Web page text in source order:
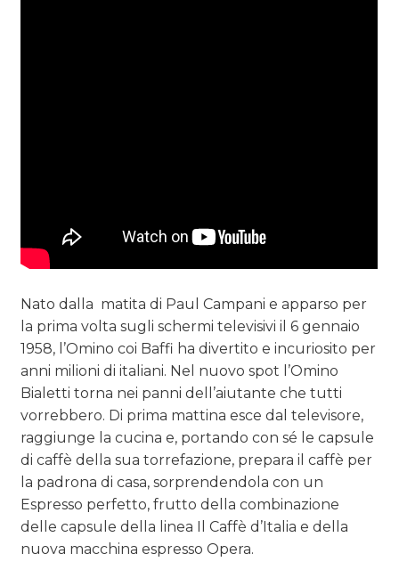
Nato dalla matita di Paul Campani e apparso per
la prima volta sugli schermi televisivi il 6 gennaio
1958, l’Omino coi Baffi ha divertito e incuriosito per
anni milioni di italiani. Nel nuovo spot l’Omino
Bialetti torna nei panni dell’aiutante che tutti
vorrebbero. Di prima mattina esce dal televisore,
raggiunge la cucina e, portando con sé le capsule
di caffè della sua torrefazione, prepara il caffè per
la padrona di casa, sorprendendola con un
Espresso perfetto, frutto della combinazione
delle capsule della linea Il Caffè d’Italia e della
nuova macchina espresso Opera.